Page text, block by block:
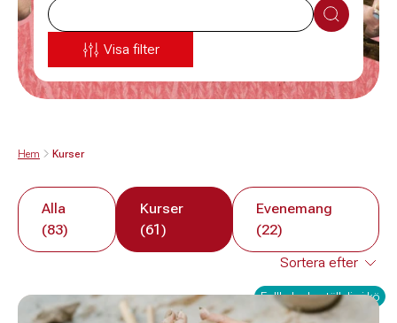
Sök
Visa filter
Hem Kurser
Alla
(83)
Kurser
(61)
Evenemang
(22)
Fullbokad - ställ dig i kö